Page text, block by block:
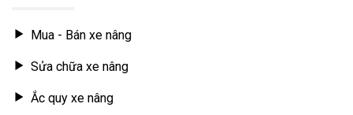
Mua - Bán xe nâng
Sửa chữa xe nâng
Ắc quy xe nâng